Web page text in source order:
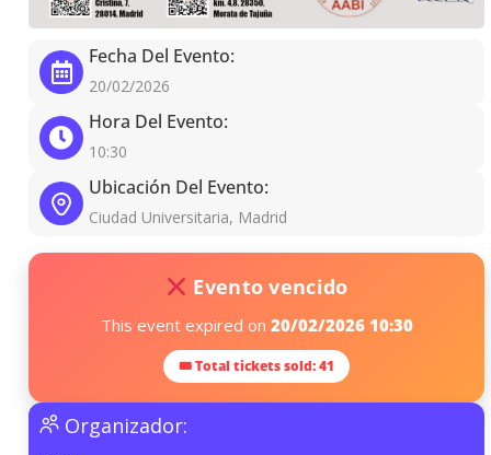
Fecha Del Evento:
20/02/2026
Hora Del Evento:
10:30
Ubicación Del Evento:
Ciudad Universitaria, Madrid
Evento vencido
This event expired on 20/02/2026 10:30
🎟 Total tickets sold: 41
Organizador: